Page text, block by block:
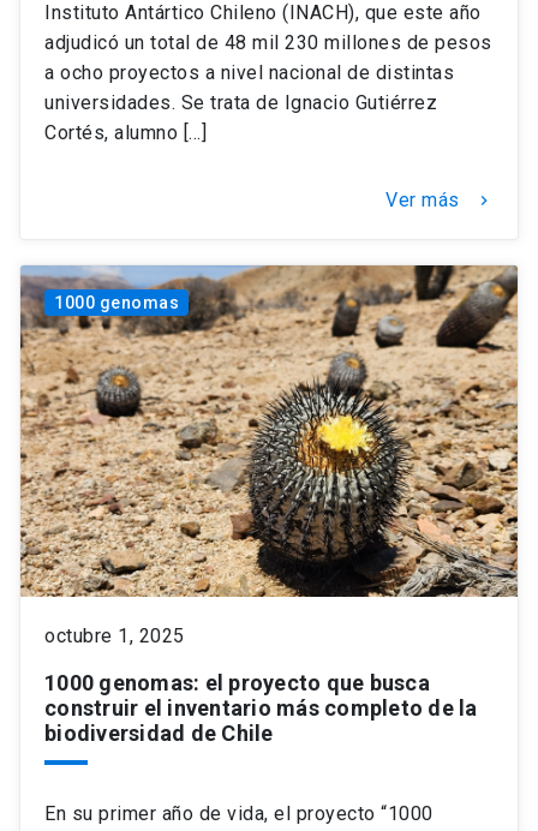
Instituto Antártico Chileno (INACH), que este año
adjudicó un total de 48 mil 230 millones de pesos
a ocho proyectos a nivel nacional de distintas
universidades. Se trata de Ignacio Gutiérrez
Cortés, alumno […]
Ver más keyboard_arrow_right
1000 genomas
octubre 1, 2025
1000 genomas: el proyecto que busca
construir el inventario más completo de la
biodiversidad de Chile
En su primer año de vida, el proyecto “1000